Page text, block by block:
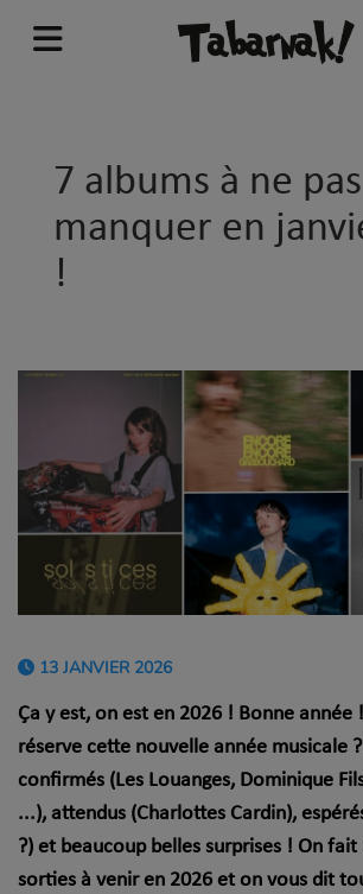
7 albums à ne pas
manquer en
!
13 JANVIER 2026
Ça y est, on est en 2026 ! Bonne année
réserve cette nouvelle année musicale
confirmés (Les Louanges, Dominique
...), attendus (Charlottes Cardin),
?) et beaucoup belles surprises ! On
sorties à venir en 2026 et on vous dit